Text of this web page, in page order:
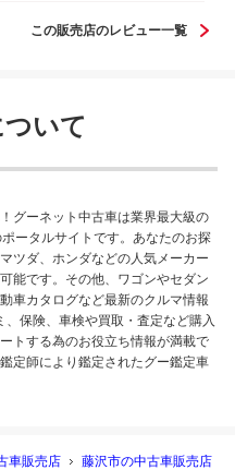
この販売店のレビュー一覧
いて
グーネット中古車は業界最大級の
ータルサイトです。あなたのお探
ツダ、ホンダなどの人気メーカー
能です。その他、ワゴンやセダン
車カタログなど最新のクルマ情報
保険、車検や買取・査定など購入
トする為のお役立ち情報が満載で
定師により鑑定されたグー鑑定車
車販売店
藤沢市の中古車販売店